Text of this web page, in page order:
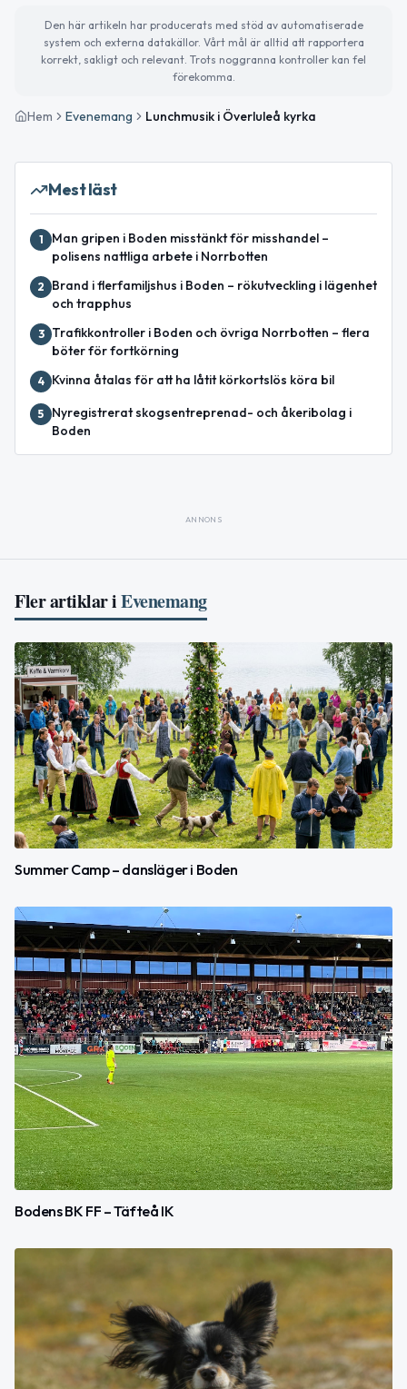
Den här artikeln har producerats med stöd av automatiserade
system och externa datakällor. Vårt mål är alltid att rapportera
korrekt, sakligt och relevant. Trots noggranna kontroller kan fel
förekomma.
Hem Evenemang Lunchmusik i Överluleå kyrka
Mest läst
1
Man gripen i Boden misstänkt för misshandel –
polisens nattliga arbete i Norrbotten
2
Brand i flerfamiljshus i Boden – rökutveckling i lägenhet
och trapphus
3
Trafikkontroller i Boden och övriga Norrbotten – flera
böter för fortkörning
4 Kvinna åtalas för att ha låtit körkortslös köra bil
5
Nyregistrerat skogsentreprenad- och åkeribolag i
Boden
ANNONS
Fler artiklar iEvenemang
Summer Camp – dansläger i Boden
Bodens BK FF – Täfteå IK